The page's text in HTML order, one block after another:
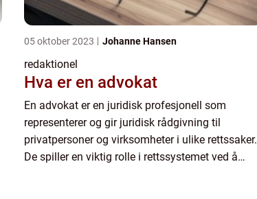
05 oktober 2023 Johanne Hansen
redaktionel
Hva er en advokat
En advokat er en juridisk profesjonell som
representerer og gir juridisk rådgivning til
privatpersoner og virksomheter i ulike rettssaker.
De spiller en viktig rolle i rettssystemet ved å